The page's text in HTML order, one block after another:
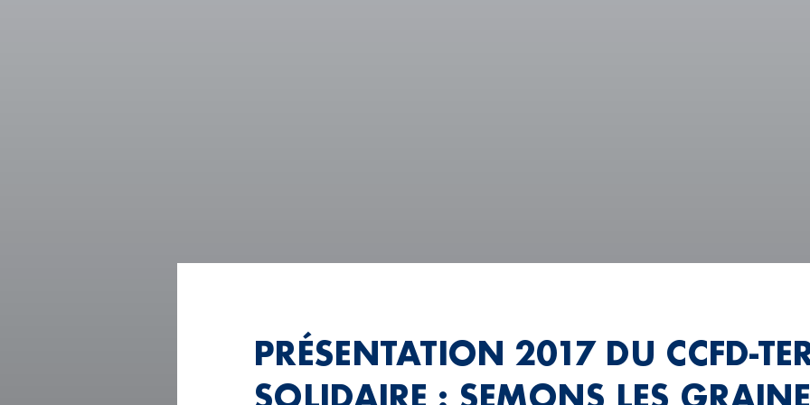
PRÉSENTATION 2017 DU CCFD-
SOLIDAIRE : SEMONS LES